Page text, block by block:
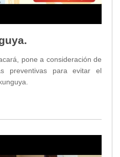
pone a consideración de
preventivas para evitar el